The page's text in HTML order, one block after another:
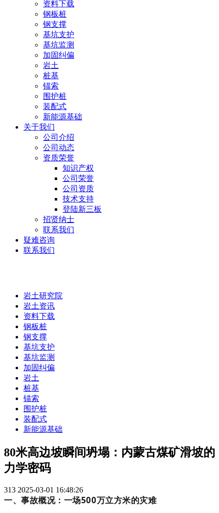
资料下载
钢板桩
钢支撑
基坑支护
基坑监测
加固纠偏
岩土
桩基
锚索
围护桩
装配式
新能源基础
关于我们
公司介绍
公司动态
资质荣誉
知识产权
公司荣誉
公司资质
技术支持
登陆新三板
招贤纳士
联系我们
疑难咨询
联系我们
岩土研究院
岩土资讯
资料下载
钢板桩
钢支撑
基坑支护
基坑监测
加固纠偏
岩土
桩基
锚索
围护桩
装配式
新能源基础
80米高边坡瞬间坍塌：内蒙古煤矿滑坡的
力学密码
313 2025-03-01 16:48:26
一、事故概况：一场500万立方米的灾难